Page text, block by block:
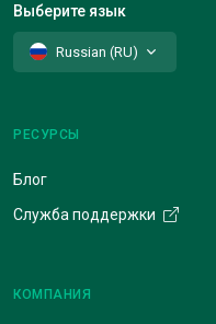
Выберите язык
Russian (RU)
РЕСУРСЫ
Блог
Служба поддержки
КОМПАНИЯ